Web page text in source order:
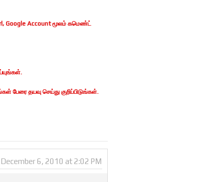
Google Account மூலம் கமெண்ட்
தயவு செய்து குறிப்பிடுங்கள்.
December 6, 2010 at 2:02 PM